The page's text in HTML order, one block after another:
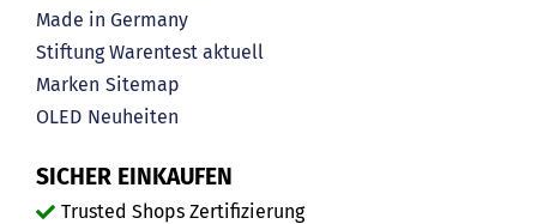
Made in Germany
Stiftung Warentest aktuell
Marken Sitemap
OLED Neuheiten
SICHER EINKAUFEN
Trusted Shops Zertifizierung